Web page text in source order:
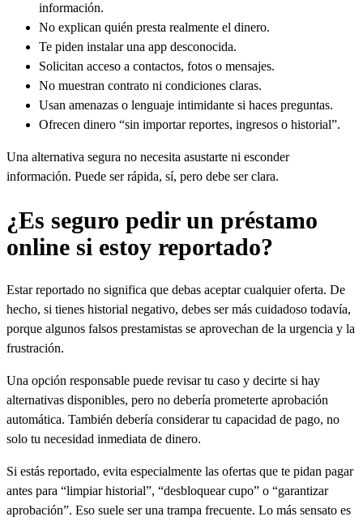
información.
No explican quién presta realmente el dinero.
Te piden instalar una app desconocida.
Solicitan acceso a contactos, fotos o mensajes.
No muestran contrato ni condiciones claras.
Usan amenazas o lenguaje intimidante si haces preguntas.
Ofrecen dinero “sin importar reportes, ingresos o historial”.
Una alternativa segura no necesita asustarte ni esconder
información. Puede ser rápida, sí, pero debe ser clara.
¿Es seguro pedir un préstamo
online si estoy reportado?
Estar reportado no significa que debas aceptar cualquier oferta. De
hecho, si tienes historial negativo, debes ser más cuidadoso todavía,
porque algunos falsos prestamistas se aprovechan de la urgencia y la
frustración.
Una opción responsable puede revisar tu caso y decirte si hay
alternativas disponibles, pero no debería prometerte aprobación
automática. También debería considerar tu capacidad de pago, no
solo tu necesidad inmediata de dinero.
Si estás reportado, evita especialmente las ofertas que te pidan pagar
antes para “limpiar historial”, “desbloquear cupo” o “garantizar
aprobación”. Eso suele ser una trampa frecuente. Lo más sensato es